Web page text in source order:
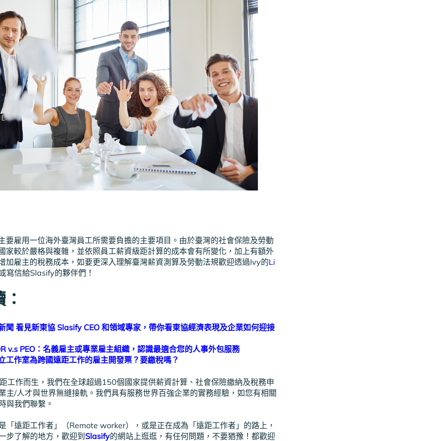
要雇用一位海外臺灣員工所需要負擔的主要項目。由於臺灣的社會保險及勞動
家較於嚴格與複雜，並依照員工薪資級距計算的成本會有所變化，加上有額外
加雇主的稅務成本，如要更深入理解臺灣薪資測算及勞動法規歡迎透過Ivy的Li
寫信給Slasify的夥伴們！
聞 看見新東協 Slasify CEO 和領域專家，帶你看東協經濟表現及企業如何迎接
v.s PEO：名義雇主或專業雇主組織，認識最適合您的人事外包服務
工作室為跨國遠距工作的雇主開發票？要繳稅嗎？
工作而生，我們在全球超過150個國家提供薪資計算、社會保險繳納及稅務申
主/人才與世界無縫接軌。我們具有服務世界百強企業的實務經驗，如您有相關
與我們聯繫。
「遠距工作者」（Remote worker），或是正在成為「遠距工作者」的路上，
步了解的地方，歡迎到 Slasify的網站上逛逛，有任何問題，不要猶豫！都歡迎